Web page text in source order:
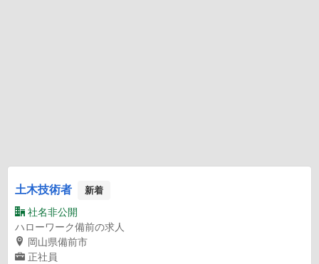
土木技術者 新着
社名非公開
ハローワーク備前の求人
岡山県備前市
正社員